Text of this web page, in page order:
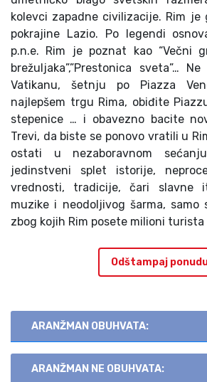
kolevci zapadne civilizacije. Rim
pokrajine Lazio. Po legendi
p.n.e. Rim je poznat kao “Večni
brežuljaka”,”Prestonica sveta”…
Vatikanu, šetnju po Piazza
najlepšem trgu Rima, obiđite
stepenice … i obavezno bacite
Trevi, da biste se ponovo vratili u
ostati u nezaboravnom
jedinstveni splet istorije,
vrednosti, tradicije, čari slavne
muzike i neodoljivog šarma, samo
zbog kojih Rim posete milioni turista
Odštampaj
ARANŽMAN OBUHVATA:
ARANŽMAN NE OBUHVATA: